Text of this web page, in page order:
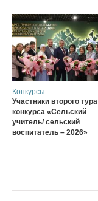
Конкурсы
Участники второго тура
конкурса «Сельский
учитель/ сельский
воспитатель – 2026»